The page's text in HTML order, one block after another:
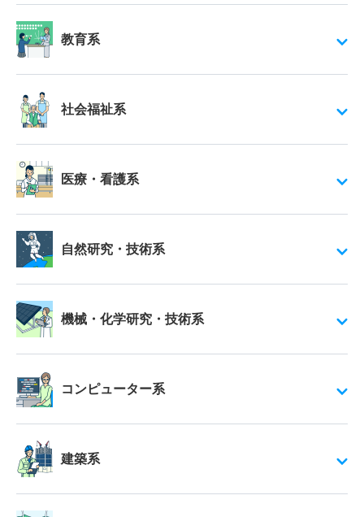
教育系
社会福祉系
医療・看護系
自然研究・技術系
機械・化学研究・技術系
コンピューター系
建築系